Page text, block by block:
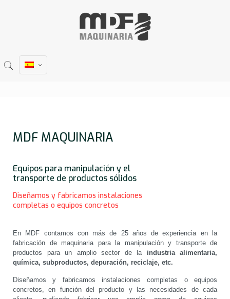
MDF MAQUINARIA
Equipos para manipulación y el
transporte de productos sólidos
Diseñamos y fabricamos instalaciones
completas o equipos concretos
En MDF contamos con más de 25 años de experiencia en la
fabricación de maquinaria para la manipulación y transporte de
productos para un amplio sector de la industria alimentaria,
química, subproductos, depuración, reciclaje, etc.
Diseñamos y fabricamos instalaciones completas o equipos
concretos, en función del producto y las necesidades de cada